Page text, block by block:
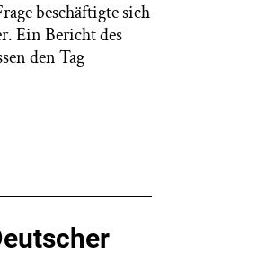
beschäftigte sich
Ein Bericht des
den Tag